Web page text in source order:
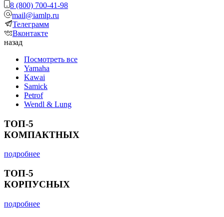
8 (800) 700-41-98
mail@iamlp.ru
Телеграмм
Вконтакте
назад
Посмотреть все
Yamaha
Kawai
Samick
Petrof
Wendl & Lung
ТОП-5
КОМПАКТНЫХ
подробнее
ТОП-5
КОРПУСНЫХ
подробнее